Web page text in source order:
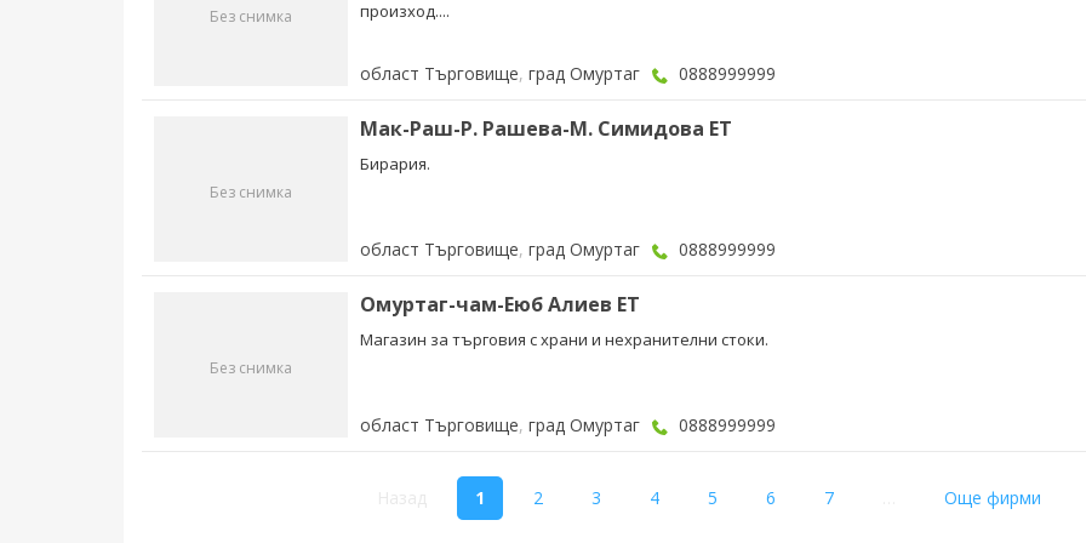
Без снимка произход....
област Търговище, град Омуртаг 0888999999
Без снимка
Мак-Раш-Р. Рашева-М. Симидова ЕТ
Бирария.
област Търговище, град Омуртаг 0888999999
Без снимка
Омуртаг-чам-Еюб Алиев ЕТ
Магазин за търговия с храни и нехранителни стоки.
област Търговище, град Омуртаг 0888999999
1(current)
2 3 4 5 6 7 Още фирми